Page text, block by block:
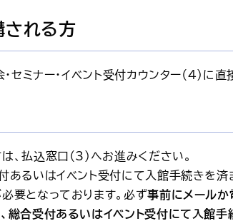
される方
セミナー・イベント受付カウンター（4）に
払込窓口（3）へお進みください。
あるいはイベント受付にて入館手続きを済
必要となっております。必ず事前にメール
総合受付あるいはイベント受付にて入館